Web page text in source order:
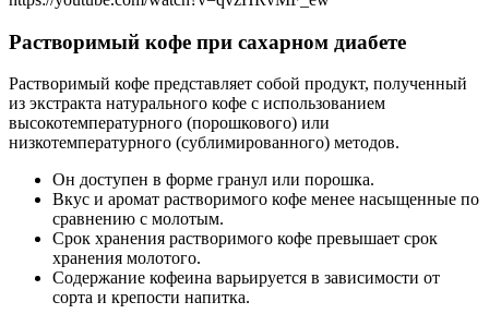
Растворимый кофе при сахарном диабете
Растворимый кофе представляет собой продукт, полученный
из экстракта натурального кофе с использованием
высокотемпературного (порошкового) или
низкотемпературного (сублимированного) методов.
Он доступен в форме гранул или порошка.
Вкус и аромат растворимого кофе менее насыщенные по
сравнению с молотым.
Срок хранения растворимого кофе превышает срок
хранения молотого.
Содержание кофеина варьируется в зависимости от
сорта и крепости напитка.